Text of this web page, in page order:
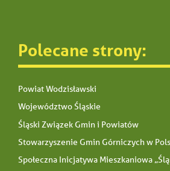
Polecane strony:
Powiat Wodzisławski
Województwo Śląskie
Śląski Związek Gmin i Powiatów
Stowarzyszenie Gmin Górniczych w
Społeczna Inicjatywa Mieszkaniowa